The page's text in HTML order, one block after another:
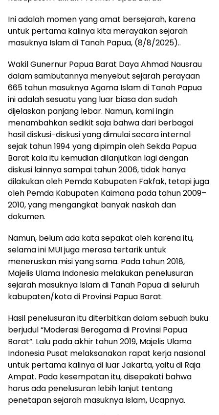
Ini adalah momen yang amat bersejarah, karena
untuk pertama kalinya kita merayakan sejarah
masuknya Islam di Tanah Papua, (8/8/2025)..
Wakil Gunernur Papua Barat Daya Ahmad Nausrau
dalam sambutannya menyebut sejarah perayaan
665 tahun masuknya Agama Islam di Tanah Papua
ini adalah sesuatu yang luar biasa dan sudah
dijelaskan panjang lebar. Namun, kami ingin
menambahkan sedikit saja bahwa dari berbagai
hasil diskusi-diskusi yang dimulai secara internal
sejak tahun 1994 yang dipimpin oleh Sekda Papua
Barat kala itu kemudian dilanjutkan lagi dengan
diskusi lainnya sampai tahun 2006, tidak hanya
dilakukan oleh Pemda Kabupaten Fakfak, tetapi juga
oleh Pemda Kabupaten Kaimana pada tahun 2009–
2010, yang mengangkat banyak naskah dan
dokumen.
Namun, belum ada kata sepakat oleh karena itu,
selama ini MUI juga merasa tertarik untuk
meneruskan misi yang sama. Pada tahun 2018,
Majelis Ulama Indonesia melakukan penelusuran
sejarah masuknya Islam di Tanah Papua di seluruh
kabupaten/kota di Provinsi Papua Barat.
Hasil penelusuran itu diterbitkan dalam sebuah buku
berjudul “Moderasi Beragama di Provinsi Papua
Barat”. Lalu pada akhir tahun 2019, Majelis Ulama
Indonesia Pusat melaksanakan rapat kerja nasional
untuk pertama kalinya di luar Jakarta, yaitu di Raja
Ampat. Pada kesempatan itu, disepakati bahwa
harus ada penelusuran lebih lanjut tentang
penetapan sejarah masuknya Islam, Ucapnya.